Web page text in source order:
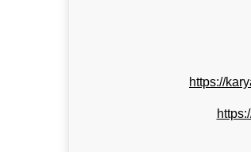
https://